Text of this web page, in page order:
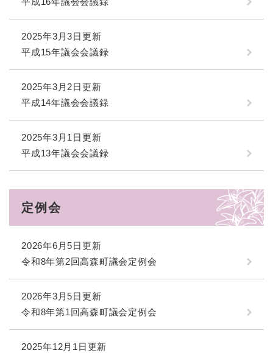
2025年3月3日更新
平成15年議会会議録
2025年3月2日更新
平成14年議会会議録
2025年3月1日更新
平成13年議会会議録
定例会
2026年6月5日更新
令和8年第2回高森町議会定例会
2026年3月5日更新
令和8年第1回高森町議会定例会
2025年12月1日更新